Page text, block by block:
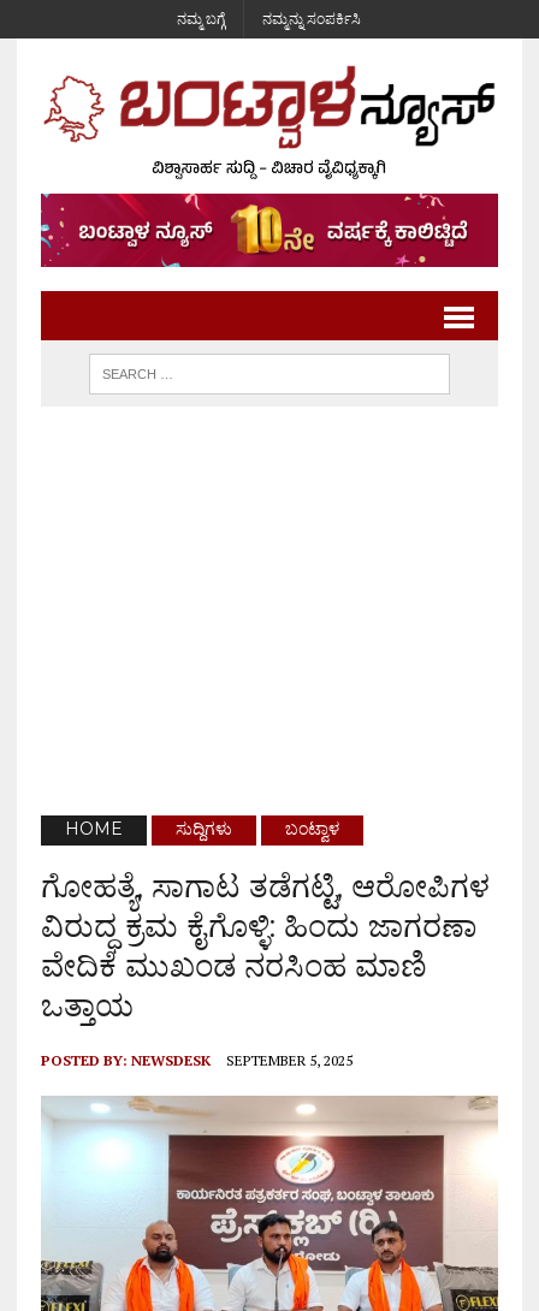
ನಮ್ಮ ಬಗ್ಗೆ ನಮ್ಮನ್ನು ಸಂಪರ್ಕಿಸಿ
HOME ಸುದ್ದಿಗಳು ಬಂಟ್ವಾಳ
ಗೋಹತ್ಯೆ, ಸಾಗಾಟ ತಡೆಗಟ್ಟಿ, ಆರೋಪಿಗಳ
ವಿರುದ್ಧ ಕ್ರಮ ಕೈಗೊಳ್ಳಿ: ಹಿಂದು ಜಾಗರಣಾ
ವೇದಿಕೆ ಮುಖಂಡ ನರಸಿಂಹ ಮಾಣಿ
ಒತ್ತಾಯ
POSTED BY: NEWSDESK SEPTEMBER 5, 2025